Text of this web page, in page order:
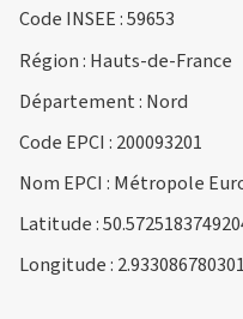
Code INSEE : 59653
Région : Hauts-de-France
Département : Nord
Code EPCI : 200093201
Nom EPCI : Métropole
Latitude :
Longitude :